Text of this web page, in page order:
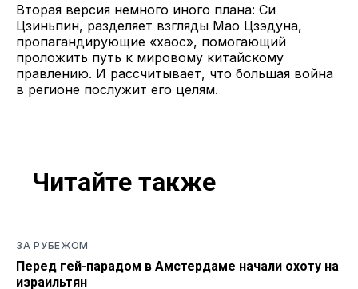
Вторая версия немного иного плана: Си
Цзиньпин, разделяет взгляды Мао Цзэдуна,
пропагандирующие «хаос», помогающий
проложить путь к мировому китайскому
правлению. И рассчитывает, что большая война
в регионе послужит его целям.
Читайте также
ЗА РУБЕЖОМ
Перед гей-парадом в Амстердаме начали охоту на
израильтян